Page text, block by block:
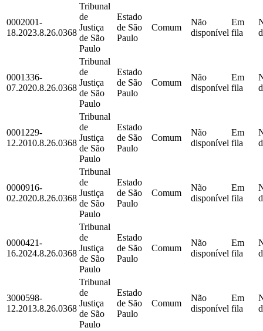
0002001-
18.2023.8.26.0368
Tribunal
de
Justiça
de São
Paulo
Estado
de São
Paulo
Comum
Não
disponível
Em
fila
0001336-
07.2020.8.26.0368
Tribunal
de
Justiça
de São
Paulo
Estado
de São
Paulo
Comum
Não
disponível
Em
fila
0001229-
12.2010.8.26.0368
Tribunal
de
Justiça
de São
Paulo
Estado
de São
Paulo
Comum
Não
disponível
Em
fila
0000916-
02.2020.8.26.0368
Tribunal
de
Justiça
de São
Paulo
Estado
de São
Paulo
Comum
Não
disponível
Em
fila
0000421-
16.2024.8.26.0368
Tribunal
de
Justiça
de São
Paulo
Estado
de São
Paulo
Comum
Não
disponível
Em
fila
3000598-
12.2013.8.26.0368
Tribunal
de
Justiça
de São
Paulo
Estado
de São
Paulo
Comum
Não
disponível
Em
fila